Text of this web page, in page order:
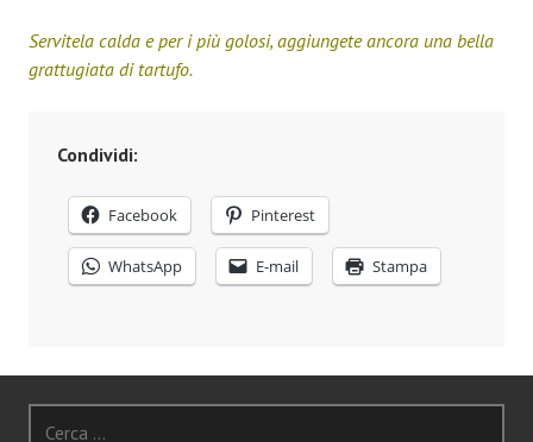
Servitela calda e per i più golosi, aggiungete ancora una bella
grattugiata di tartufo.
Condividi:
Facebook Pinterest
WhatsApp E-mail Stampa